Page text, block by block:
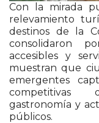
Con la mirada
relevamiento
destinos de la
consolidaron
accesibles y
muestran que
emergentes
competitivas
gastronomía y
públicos.